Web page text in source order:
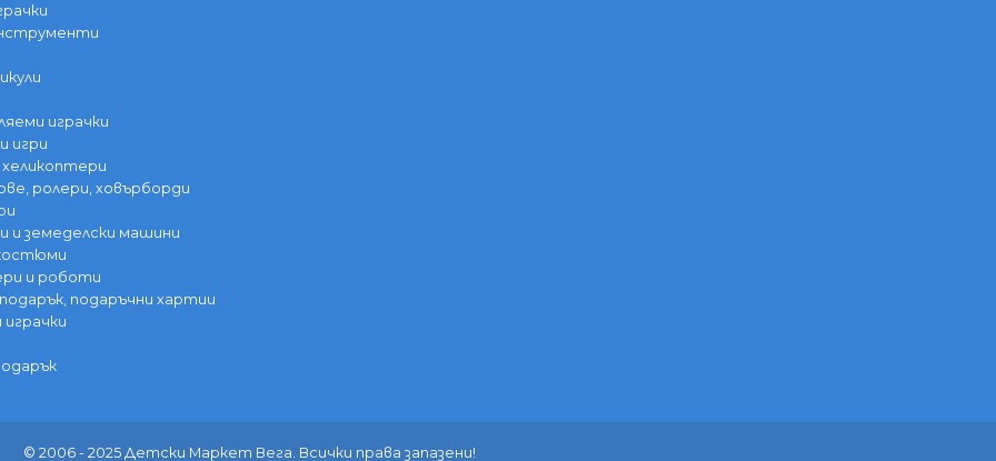
играчки
игри
ролери, ховърборди
и земеделски машини
и роботи
подаръчни хартии
играчки
© 2006 - 2025 Детски Маркет Вега. Всички права запазени!